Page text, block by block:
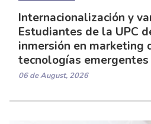
Internacionalización y
Estudiantes de la UPC
inmersión en marketing
tecnologías
06 de August, 2026